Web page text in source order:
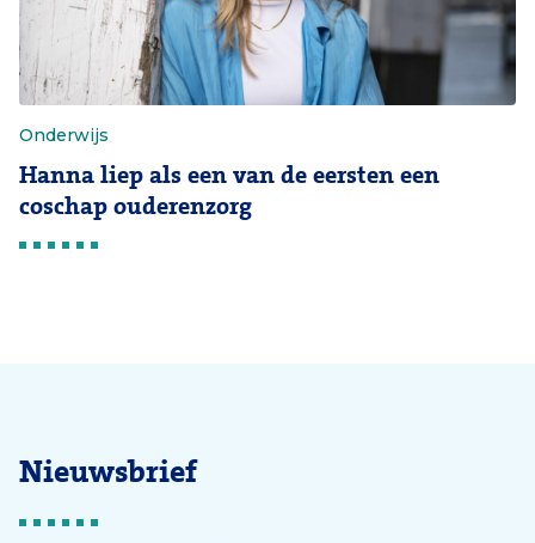
Onderwijs
Hanna liep als een van de eersten een
coschap ouderenzorg
Nieuwsbrief